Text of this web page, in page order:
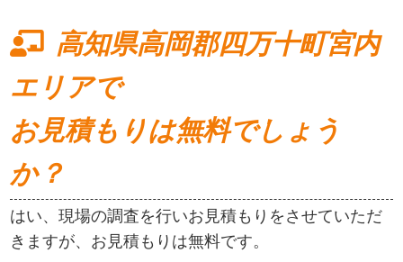
高知県高岡郡四万十町宮内
エリアで
お見積もりは無料でしょう
か？
はい、現場の調査を行いお見積もりをさせていただ
きますが、お見積もりは無料です。